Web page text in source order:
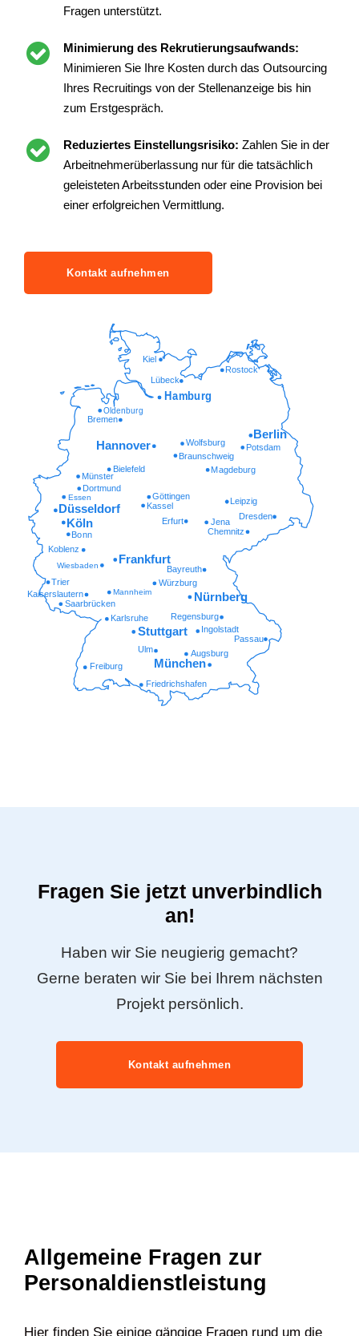
Fragen unterstützt.
Minimierung des Rekrutierungsaufwands:
Minimieren Sie Ihre Kosten durch das Outsourcing
Ihres Recruitings von der Stellenanzeige bis hin
zum Erstgespräch.
Reduziertes Einstellungsrisiko: Zahlen Sie in der
Arbeitnehmerüberlassung nur für die tatsächlich
geleisteten Arbeitsstunden oder eine Provision bei
einer erfolgreichen Vermittlung.
Kontakt aufnehmen
Friedrichshafen
Freiburg
Augsburg
Ulm
Passau
Ingolstadt
Regensburg
Karlsruhe
Saarbrücken
Kaiserslautern Mannheim
Würzburg
Trier
Wiesbaden Bayreuth
Koblenz
Chemnitz
Bonn
Erfurt Jena
Dresden
Kassel
Göttingen
Essen
Dortmund
Münster
Magdeburg
Bielefeld
Braunschweig
Potsdam
Wolfsburg
Oldenburg
Lübeck
Rostock
Kiel
München
Stuttgart
Nürnberg
Frankfurt
Köln
Düsseldorf
Leipzig
Hannover
Berlin
Bremen
Hamburg
Fragen Sie jetzt unverbindlich
an!
Haben wir Sie neugierig gemacht?
Gerne beraten wir Sie bei Ihrem nächsten
Projekt persönlich.
Kontakt aufnehmen
Allgemeine Fragen zur
Personaldienstleistung
Hier finden Sie einige gängige Fragen rund um die